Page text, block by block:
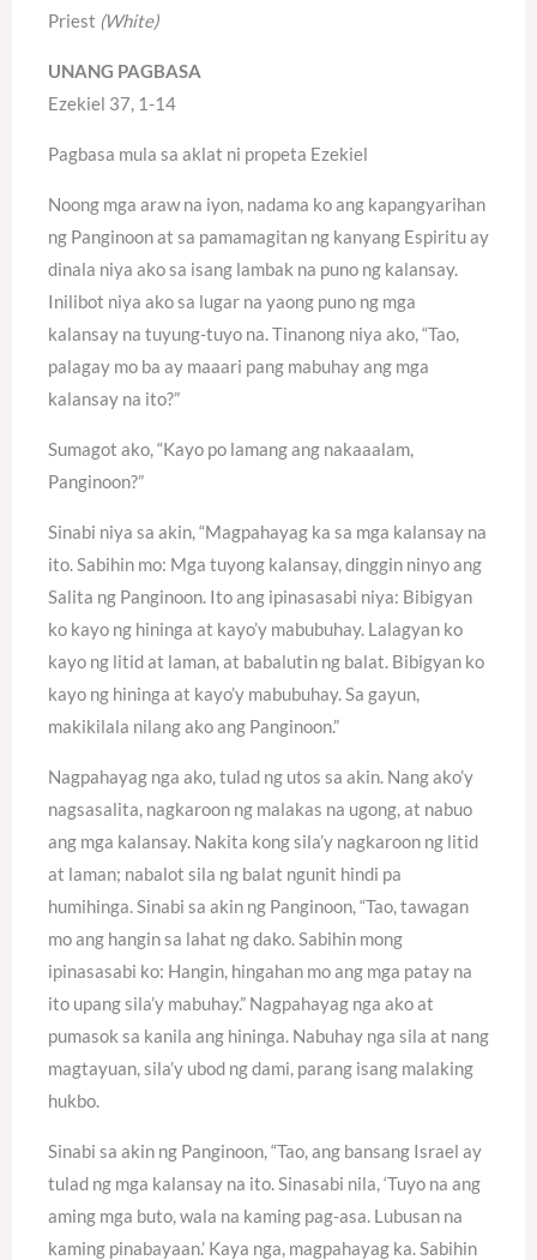
Priest (White)
UNANG PAGBASA
Ezekiel 37, 1-14
Pagbasa mula sa aklat ni propeta Ezekiel
Noong mga araw na iyon, nadama ko ang kapangyarihan
ng Panginoon at sa pamamagitan ng kanyang Espiritu ay
dinala niya ako sa isang lambak na puno ng kalansay.
Inilibot niya ako sa lugar na yaong puno ng mga
kalansay na tuyung-tuyo na. Tinanong niya ako, “Tao,
palagay mo ba ay maaari pang mabuhay ang mga
kalansay na ito?”
Sumagot ako, “Kayo po lamang ang nakaaalam,
Panginoon?”
Sinabi niya sa akin, “Magpahayag ka sa mga kalansay na
ito. Sabihin mo: Mga tuyong kalansay, dinggin ninyo ang
Salita ng Panginoon. Ito ang ipinasasabi niya: Bibigyan
ko kayo ng hininga at kayo’y mabubuhay. Lalagyan ko
kayo ng litid at laman, at babalutin ng balat. Bibigyan ko
kayo ng hininga at kayo’y mabubuhay. Sa gayun,
makikilala nilang ako ang Panginoon.”
Nagpahayag nga ako, tulad ng utos sa akin. Nang ako’y
nagsasalita, nagkaroon ng malakas na ugong, at nabuo
ang mga kalansay. Nakita kong sila’y nagkaroon ng litid
at laman; nabalot sila ng balat ngunit hindi pa
humihinga. Sinabi sa akin ng Panginoon, “Tao, tawagan
mo ang hangin sa lahat ng dako. Sabihin mong
ipinasasabi ko: Hangin, hingahan mo ang mga patay na
ito upang sila’y mabuhay.” Nagpahayag nga ako at
pumasok sa kanila ang hininga. Nabuhay nga sila at nang
magtayuan, sila’y ubod ng dami, parang isang malaking
hukbo.
Sinabi sa akin ng Panginoon, “Tao, ang bansang Israel ay
tulad ng mga kalansay na ito. Sinasabi nila, ‘Tuyo na ang
aming mga buto, wala na kaming pag-asa. Lubusan na
kaming pinabayaan.’ Kaya nga, magpahayag ka. Sabihin